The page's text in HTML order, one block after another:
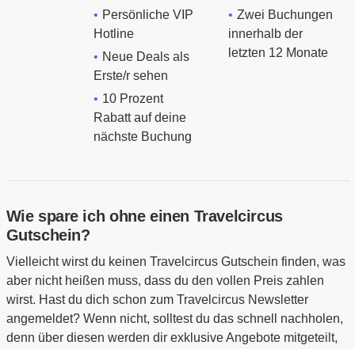
Persönliche VIP
Hotline
Neue Deals als
Erste/r sehen
10 Prozent
Rabatt auf deine
nächste Buchung
Zwei Buchungen
innerhalb der
letzten 12 Monate
Wie spare ich ohne einen Travelcircus
Gutschein?
Vielleicht wirst du keinen Travelcircus Gutschein finden, was
aber nicht heißen muss, dass du den vollen Preis zahlen
wirst. Hast du dich schon zum Travelcircus Newsletter
angemeldet? Wenn nicht, solltest du das schnell nachholen,
denn über diesen werden dir exklusive Angebote mitgeteilt,